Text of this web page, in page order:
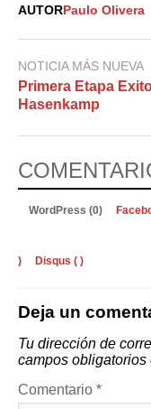
AUTOR Paulo Olivera
NOTICIA MÁS NUEVA
Primera Etapa
Hasenkamp
WordPress (0)
) Disqus ( )
Deja un
Tu dirección de
campos obligatorios
Comentario *